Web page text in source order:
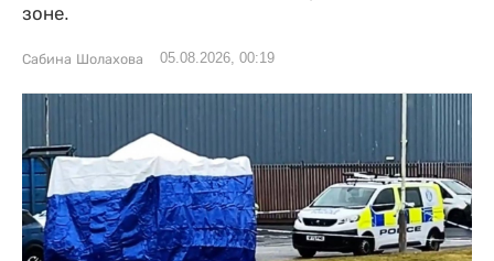
зоне.
Сабина Шолахова 05.08.2026, 00:19